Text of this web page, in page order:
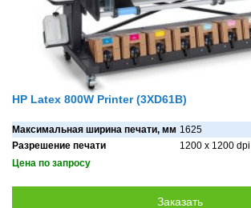
HP Latex 800W Printer (3XD61B)
Максимальная ширина печати, мм 1625
Разрешение печати
1200 х 1200 dpi
Цена по запросу